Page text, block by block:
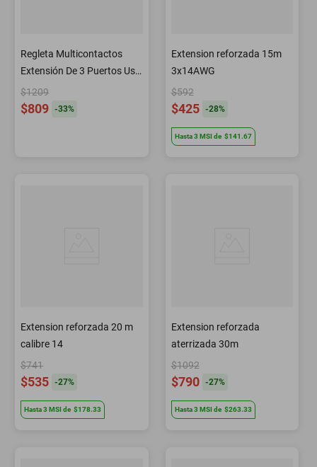
Regleta Multicontactos
Extensión De 3 Puertos Usb
Y 3 Tomas Negro
$1209
$809 -33%
Extension reforzada 15m
3x14AWG
$592
$425 -28%
Hasta3 MSIde $141.67
Extension reforzada 20 m
calibre 14
$741
$535 -27%
Hasta3 MSIde $178.33
Extension reforzada
aterrizada 30m
$1092
$790 -27%
Hasta3 MSI de $263.33